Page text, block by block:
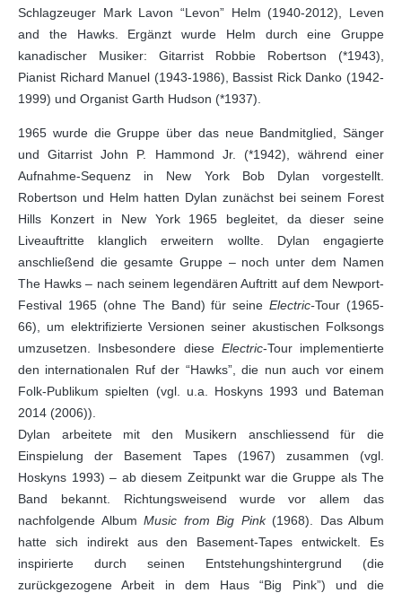
Schlagzeuger Mark Lavon “Levon” Helm (1940-2012), Leven
and the Hawks. Ergänzt wurde Helm durch eine Gruppe
kanadischer Musiker: Gitarrist Robbie Robertson (*1943),
Pianist Richard Manuel (1943-1986), Bassist Rick Danko (1942-
1999) und Organist Garth Hudson (*1937).
1965 wurde die Gruppe über das neue Bandmitglied, Sänger
und Gitarrist John P. Hammond Jr. (*1942), während einer
Aufnahme-Sequenz in New York Bob Dylan vorgestellt.
Robertson und Helm hatten Dylan zunächst bei seinem Forest
Hills Konzert in New York 1965 begleitet, da dieser seine
Liveauftritte klanglich erweitern wollte. Dylan engagierte
anschließend die gesamte Gruppe – noch unter dem Namen
The Hawks – nach seinem legendären Auftritt auf dem Newport-
Festival 1965 (ohne The Band) für seineElectric-Tour (1965-
66), um elektrifizierte Versionen seiner akustischen Folksongs
umzusetzen. Insbesondere diese Electric-Tour implementierte
den internationalen Ruf der “Hawks”, die nun auch vor einem
Folk-Publikum spielten (vgl. u.a. Hoskyns 1993 und Bateman
2014 (2006)).
Dylan arbeitete mit den Musikern anschliessend für die
Einspielung der Basement Tapes (1967) zusammen (vgl.
Hoskyns 1993) – ab diesem Zeitpunkt war die Gruppe als The
Band bekannt. Richtungsweisend wurde vor allem das
nachfolgende Album Music from Big Pink(1968). Das Album
hatte sich indirekt aus den Basement-Tapes entwickelt. Es
inspirierte durch seinen Entstehungshintergrund (die
zurückgezogene Arbeit in dem Haus “Big Pink”) und die